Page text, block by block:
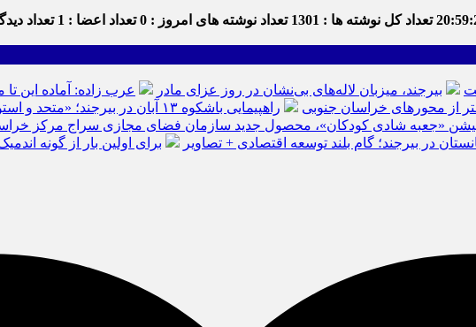
تعداد کل نوشته ها : 1301 تعداد نوشته های امروز : 0 تعداد اعضا : 1 تعداد
بیرجند، میزبان لاله‌های بی‌نشان در روز عزای مادر
عرب زاده: آماده این
راهپیمایی باشکوه ۱۳ آبان در بیرجند؛ «متحد و استوار مقابل استکبار» + تصاویر
«جعبه شادی کودکان»، محصول جدید سازمان فضای مجازی سراج مرکز
در بیرجند؛ گام بلند توسعه اقتصادی + تصاویر برای اولین بار از گونه